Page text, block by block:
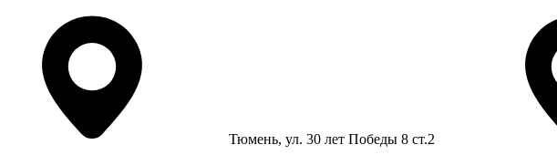
Тюмень, ул. 30 лет Победы 8 ст.2